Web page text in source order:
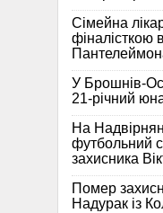
Сімейна
фіналісткою
У Брошнів-
21-річний
На
футбольний
захисника
Помер
Надурак із